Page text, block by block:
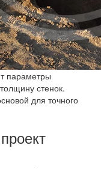
параметры
стенок.
для точного